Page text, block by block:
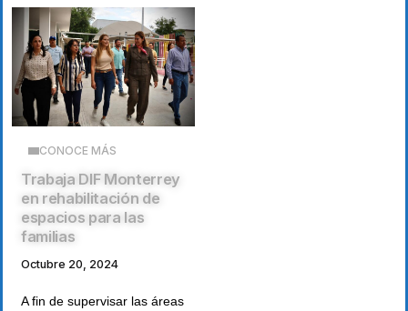
CONOCE MÁS
Trabaja DIF Monterrey
en rehabilitación de
espacios para las
familias
Octubre 20, 2024
A fin de supervisar las áreas